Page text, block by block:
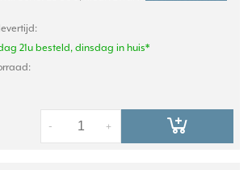
21u besteld, dinsdag in huis*
+
-